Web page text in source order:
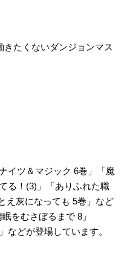
きたくないダンジョンマス
イツ＆マジック 6巻」「魔
る！(3)」「ありふれた職
え灰になっても 5巻」など
をむさぼるまで 8」
どが登場しています。